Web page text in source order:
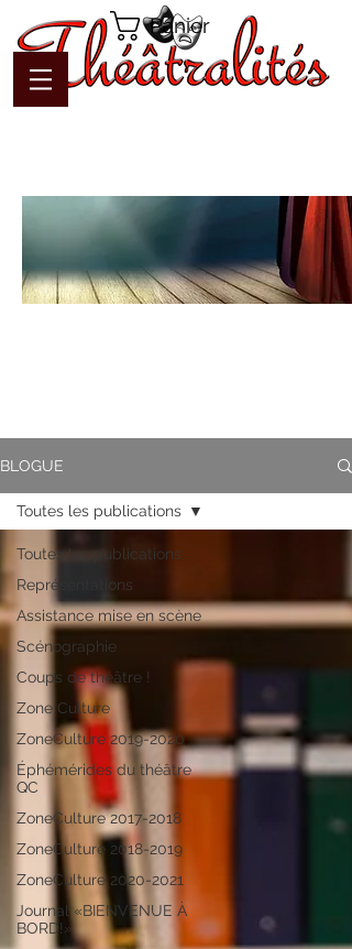
Panier
BLOGUE
Toutes les publications
Représentations
Assistance mise en scène
Scénographie
Coups de théâtre !
Zone Culture
ZoneCulture 2019-2020
Éphémérides du théâtre
QC
ZoneCulture 2017-2018
ZoneCulture 2018-2019
ZoneCulture 2020-2021
Journal «BIENVENUE À
BORD!»
Toutes les publications